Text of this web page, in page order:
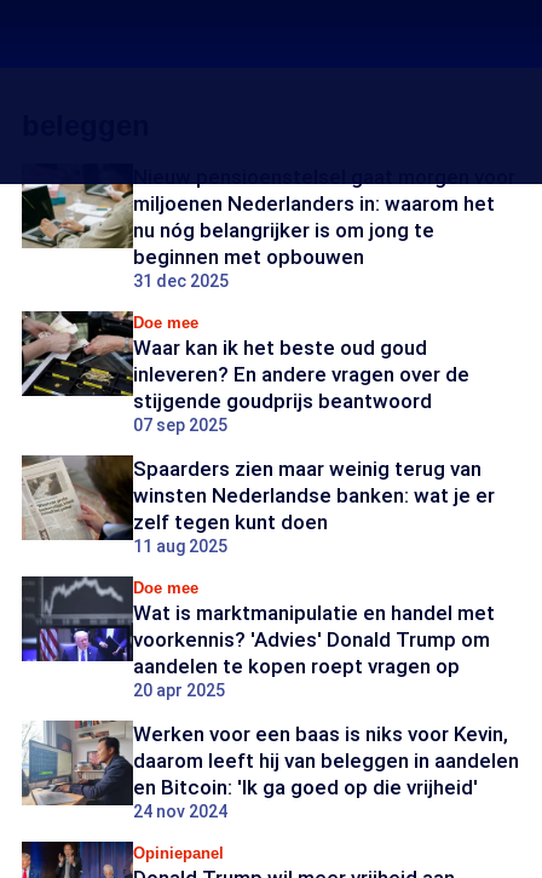
miljoenen Nederlanders in: waarom het
nu nóg belangrijker is om jong te
beginnen met opbouwen
31 dec 2025
Doe mee
Waar kan ik het beste oud goud
inleveren? En andere vragen over de
stijgende goudprijs beantwoord
07 sep 2025
Spaarders zien maar weinig terug van
winsten Nederlandse banken: wat je er
zelf tegen kunt doen
11 aug 2025
Doe mee
Wat is marktmanipulatie en handel met
voorkennis? 'Advies' Donald Trump om
aandelen te kopen roept vragen op
20 apr 2025
Werken voor een baas is niks voor Kevin,
daarom leeft hij van beleggen in aandelen
en Bitcoin: 'Ik ga goed op die vrijheid'
24 nov 2024
Opiniepanel